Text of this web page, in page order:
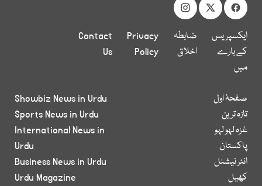
ایکسپریس
کے بارے
میں
ضابطہ
اخلاق
Privacy
Policy
Contact
Us
صفحۂ اول
تازہ ترین
غزہ لہو لہو
پاکستان
انٹر نیشنل
کھیل
Showbiz News in Urdu
Sports News in Urdu
International News in
Urdu
Business News in Urdu
Urdu Magazine